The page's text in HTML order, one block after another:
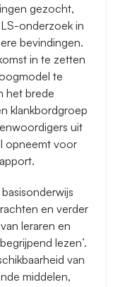
gezocht,
onderzoek in
bevindingen.
in te zetten
te
het brede
klankbordgroep
uit
opneemt voor
en verder
leraren en
lezen’.
van
middelen,